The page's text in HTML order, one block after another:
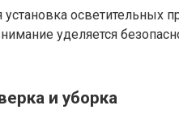
осветительных
уделяется
и уборка